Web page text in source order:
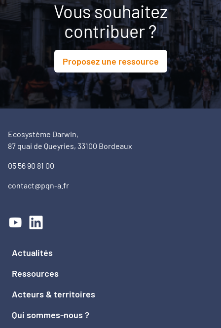
Vous souhaitez
contribuer ?
Proposez une ressource
Ecosystème Darwin,
87 quai de Queyries, 33100 Bordeaux
05 56 90 81 00
contact@pqn-a.fr
Actualités
Ressources
Acteurs & territoires
Qui sommes-nous ?